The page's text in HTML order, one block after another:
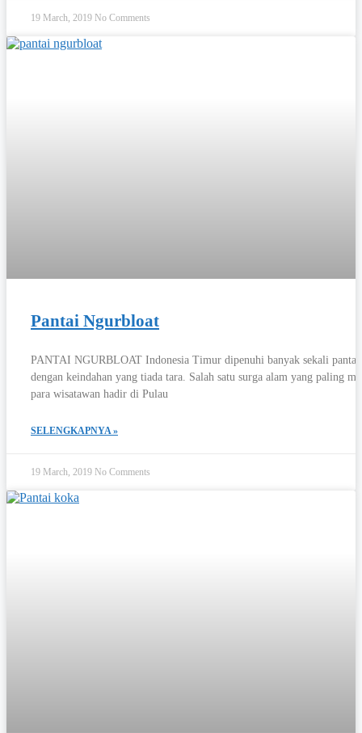
19 March, 2019 No Comments
Pantai Ngurbloat
PANTAI NGURBLOAT Indonesia Timur dipenuhi banyak sekali pantai
dengan keindahan yang tiada tara. Salah satu surga alam yang paling
para wisatawan hadir di Pulau
SELENGKAPNYA »
19 March, 2019 No Comments